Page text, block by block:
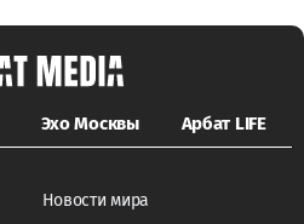
Эхо Москвы Арбат LIFE
Новости мира